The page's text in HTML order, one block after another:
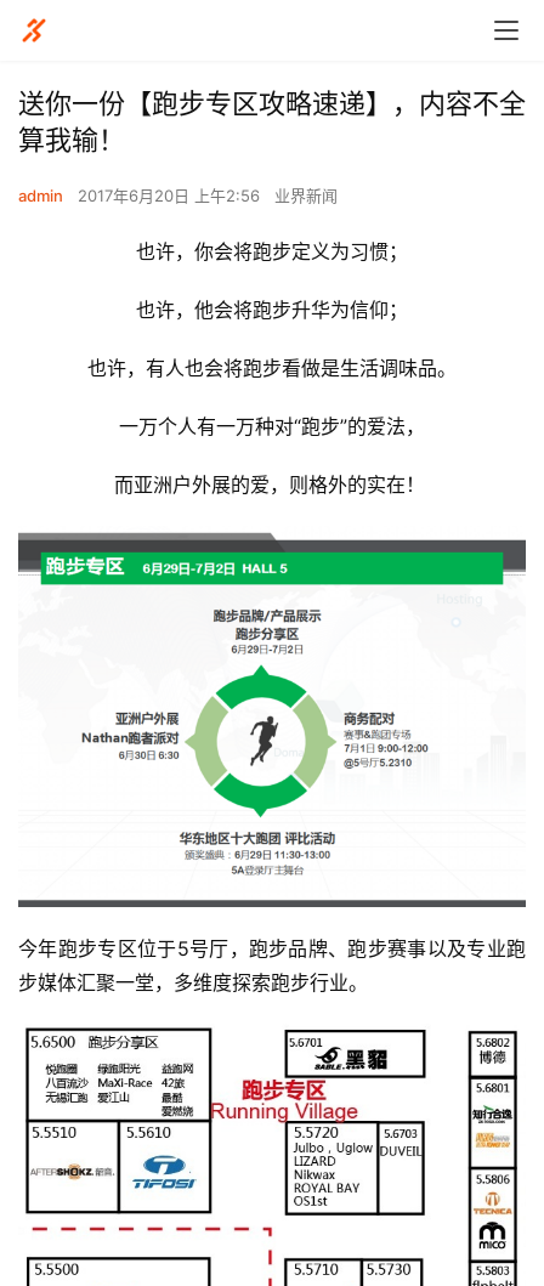
送你一份【跑步专区攻略速递】，内容不全
算我输！
admin 2017年6月20日 上午2:56 业界新闻
也许，你会将跑步定义为习惯；
也许，他会将跑步升华为信仰；
也许，有人也会将跑步看做是生活调味品。
一万个人有一万种对“跑步”的爱法，
而亚洲户外展的爱，则格外的实在！
今年跑步专区位于5号厅，跑步品牌、跑步赛事以及专业跑
步媒体汇聚一堂，多维度探索跑步行业。